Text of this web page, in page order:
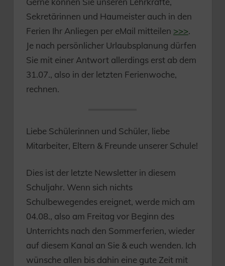
Sekretärinnen und Haumeister auch in den
Ferien Ihr Anliegen per eMail mitteilen >>>.
Je nach persönlicher Urlaubsplanung dürfen
Sie mit einer Antwort allerdings erst ab dem
31.07., also in der letzten Ferienwoche,
rechnen.
Liebe Schülerinnen und Schüler, liebe
Mitarbeiter, Eltern & Freunde unserer Schule!
Dies ist der letzte Newsletter in diesem
Schuljahr. Wenn sich nichts
Schulbewegendes ereignet, werde mich am
04.08., also am Freitag vor Beginn des
Unterrichts nach den Sommerferien, wieder
auf diesem Kanal an Sie & euch wenden. Ich
wünsche allen bis dahin eine gute Zeit mit